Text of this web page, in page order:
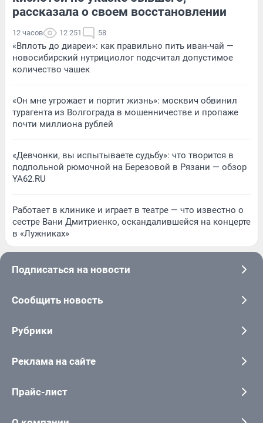
рассказала о своем восстановлении
12 часов 12 251 58
«Вплоть до диареи»: как правильно пить иван-чай —
новосибирский нутрициолог подсчитал допустимое
количество чашек
«Он мне угрожает и портит жизнь»: москвич обвинил
турагента из Волгограда в мошенничестве и пропаже
почти миллиона рублей
«Девчонки, вы испытываете судьбу»: что творится в
подпольной рюмочной на Березовой в Рязани — обзор
YA62.RU
Работает в клинике и играет в театре — что известно о
сестре Вани Дмитриенко, оскандалившейся на концерте
в «Лужниках»
Подписаться на новости
Сообщить новость
Рубрики
Реклама на сайте
Прайс-лист